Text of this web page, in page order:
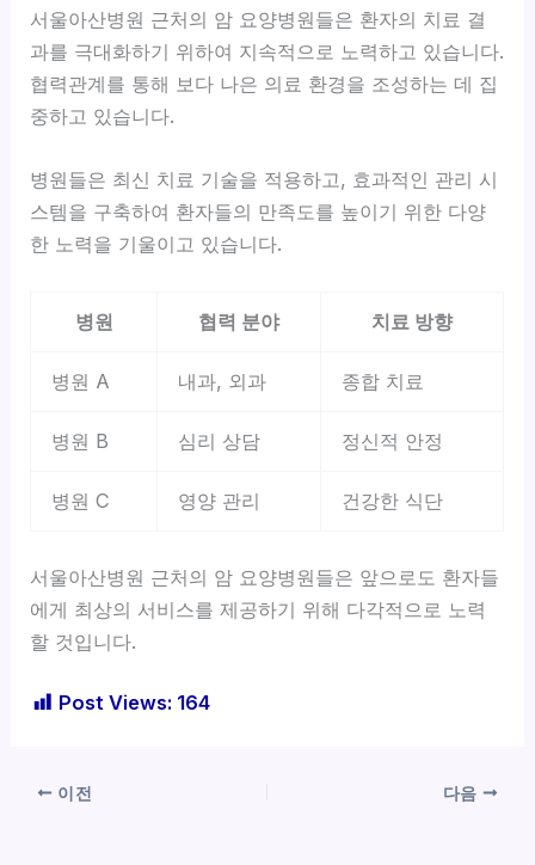
서울아산병원 근처의 암 요양병원들은 환자의 치료 결
과를 극대화하기 위하여 지속적으로 노력하고 있습니다.
협력관계를 통해 보다 나은 의료 환경을 조성하는 데 집
중하고 있습니다.
병원들은 최신 치료 기술을 적용하고, 효과적인 관리 시
스템을 구축하여 환자들의 만족도를 높이기 위한 다양
한 노력을 기울이고 있습니다.
병원 협력 분야 치료 방향
병원 A 내과, 외과 종합 치료
병원 B 심리 상담 정신적 안정
병원 C 영양 관리 건강한 식단
서울아산병원 근처의 암 요양병원들은 앞으로도 환자들
에게 최상의 서비스를 제공하기 위해 다각적으로 노력
할 것입니다.
Post Views: 164
이전 다음